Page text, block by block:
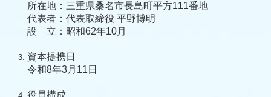
所在地：三重県桑名市長島町平方111番地
代表者：代表取締役 平野博明
設 立：昭和62年10月
資本提携日
令和8年3月11日
役員構成